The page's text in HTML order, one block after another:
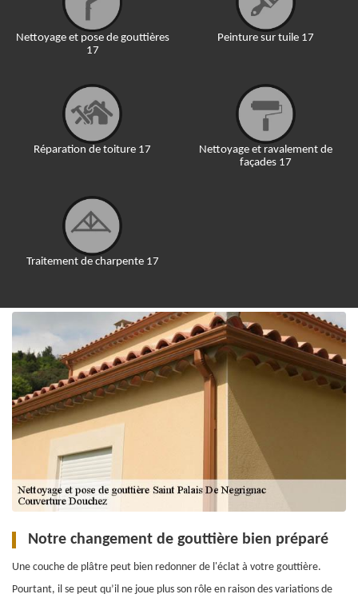
Nettoyage et pose de gouttières
17
Réparation de toiture 17
Traitement de charpente 17
Peinture sur tuile 17
Nettoyage et ravalement de
façades 17
Notre changement de gouttière bien préparé
Une couche de plâtre peut bien redonner de l'éclat à votre gouttière.
Pourtant, il se peut qu’il ne joue plus son rôle en raison des variations de